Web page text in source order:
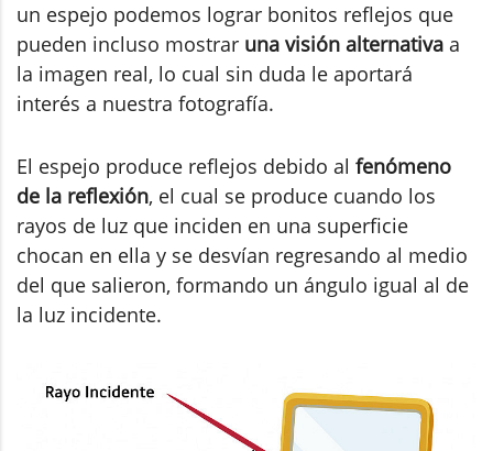
un espejo podemos lograr bonitos reflejos que
pueden incluso mostrar una visión alternativa a
la imagen real, lo cual sin duda le aportará
interés a nuestra fotografía.
El espejo produce reflejos debido al fenómeno
de la reflexión, el cual se produce cuando los
rayos de luz que inciden en una superficie
chocan en ella y se desvían regresando al medio
del que salieron, formando un ángulo igual al de
la luz incidente.